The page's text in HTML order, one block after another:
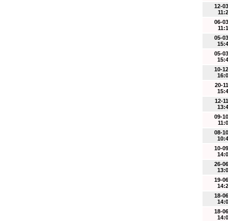
12-
06-
05-
05-
10-
20-
12-
09-
08-
10-
26-
19-
18-
18-